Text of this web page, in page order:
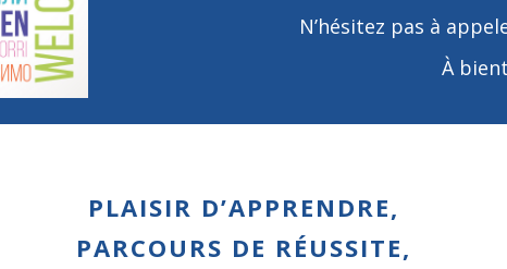
N’hésitez pas à
À
PLAISIR D’APPRENDRE,
PARCOURS DE RÉUSSITE,